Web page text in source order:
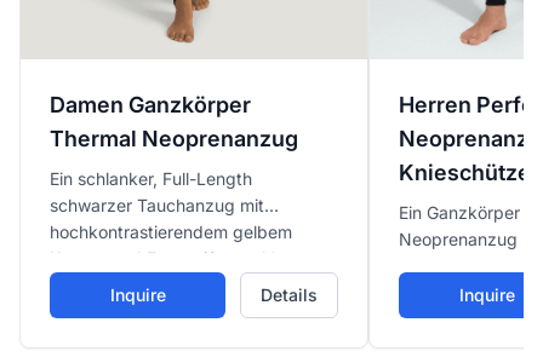
Damen Ganzkörper
Thermal Neoprenanzug
Ein schlanker, Full-Length
schwarzer Tauchanzug mit
hochkontrastierendem gelbem
Kragen und Frontreißverschluss,
entwickelt für maximale Abdeckung
und thermischen Schutz in kühleren
Inquire Details
Herren
Ein Ganzkörper
Neoprenanzug
und Armen und
texturierten
professionelles
Inquire